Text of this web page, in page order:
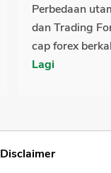
Perbedaan
dan Trading
cap forex
Lagi
Disclaimer